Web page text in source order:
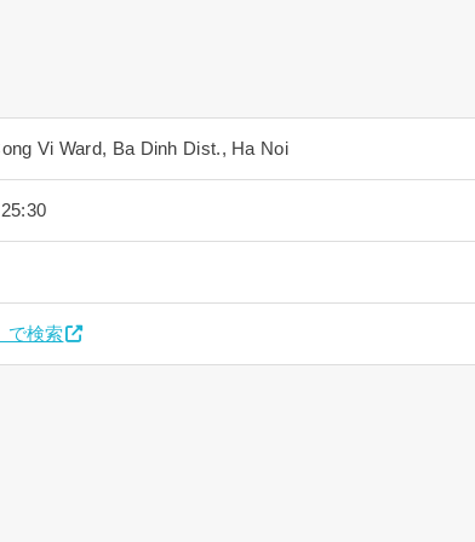
Vi Ward, Ba Dinh Dist., Ha Noi
で検索